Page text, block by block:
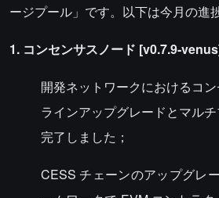
ージプール」です。以下は今月の進
1. コンセンサスノード [v0.7.9-
開発ネットワークにおけるコ
ラインアップグレードとマル
完了しました；
CESS チェーンのアップグレ